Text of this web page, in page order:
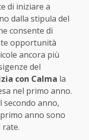
di iniziare a
dalla stipula del
consente di
opportunità
ancora più
del
con Calma la
nel primo anno.
secondo anno,
anno sono